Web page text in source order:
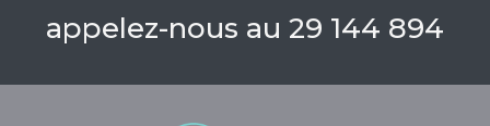
appelez-nous au 29 144 894